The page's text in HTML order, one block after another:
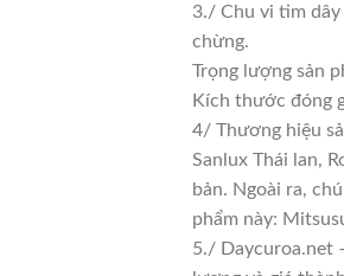
3./ Chu vi tim
chừng.
Trọng lượng sản
Kích thước đóng
4/ Thương hiệu
Sanlux Thái lan,
bản. Ngoài ra,
phẩm này:
5./ Daycuroa.net